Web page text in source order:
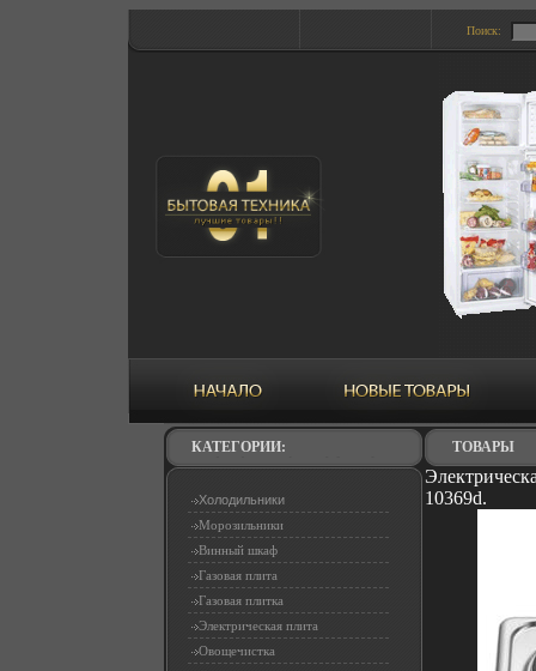
Поиск:
КАТЕГОРИИ:
Холодильники
Морозильники
Винный шкаф
Газовая плита
Газовая плитка
Электрическая плита
Овощечистка
ТОВАРЫ
10369d.